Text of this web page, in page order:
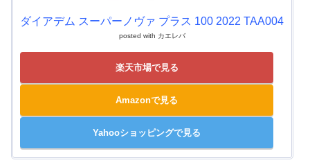
ダイアデム スーパーノヴァ プラス 100 2022 TAA004
posted with カエレバ
楽天市場で見る
Amazonで見る
Yahooショッピングで見る